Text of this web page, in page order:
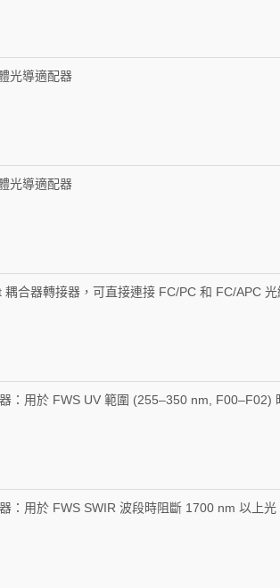
光導適配器
光導適配器
耦合器轉接器，可直接連接 FC/PC 和 FC/APC
：用於 FWS UV 範圍 (255–350 nm, F00–F02)
：用於 FWS SWIR 波段時阻斷 1700 nm 以上光